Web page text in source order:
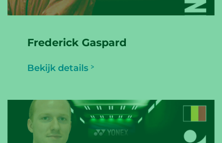
Frederick Gaspard
Bekijk details